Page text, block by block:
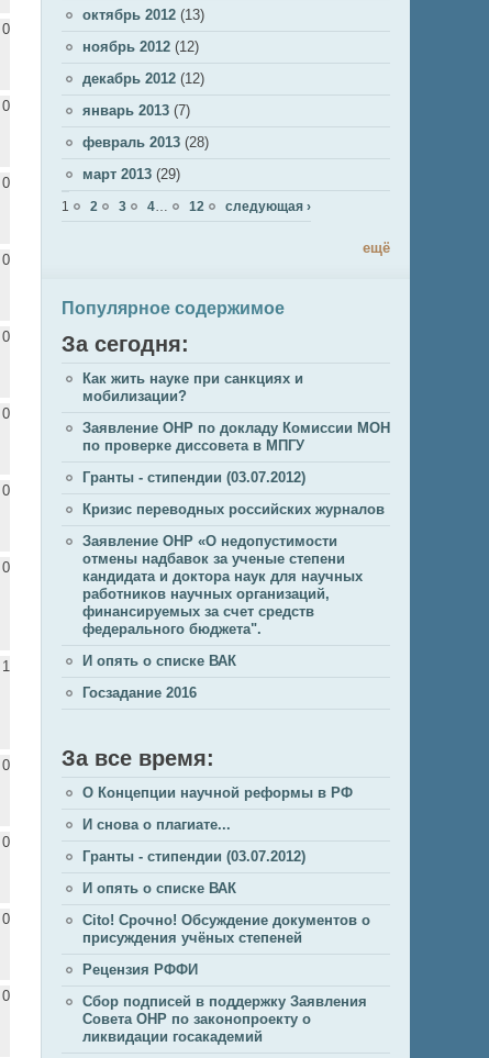
0
0
0
0
0
0
0
0
1
0
0
0
0
октябрь 2012 (13)
ноябрь 2012 (12)
декабрь 2012 (12)
январь 2013 (7)
февраль 2013 (28)
март 2013 (29)
Страницы
1 2 3 4 12 следующая ›
ещё
Популярное содержимое
За сегодня:
Как жить науке при санкциях и
мобилизации?
Заявление ОНР по докладу Комиссии МОН
по проверке диссовета в МПГУ
Гранты - стипендии (03.07.2012)
Кризис переводных российских журналов
Заявление ОНР «О недопустимости
отмены надбавок за ученые степени
кандидата и доктора наук для научных
работников научных организаций,
финансируемых за счет средств
федерального бюджета".
И опять о списке ВАК
Госзадание 2016
За все время:
О Концепции научной реформы в РФ
И снова о плагиате...
Гранты - стипендии (03.07.2012)
И опять о списке ВАК
Cito! Срочно! Обсуждение документов о
присуждения учёных степеней
Рецензия РФФИ
Сбор подписей в поддержку Заявления
Совета ОНР по законопроекту о
ликвидации госакадемий